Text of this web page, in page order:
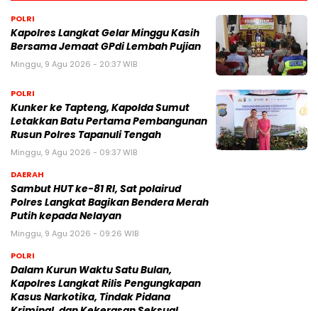
POLRI
Kapolres Langkat Gelar Minggu Kasih
Bersama Jemaat GPdi Lembah Pujian
Minggu, 9 Agu 2026 - 20:37 WIB
POLRI
Kunker ke Tapteng, Kapolda Sumut
Letakkan Batu Pertama Pembangunan
Rusun Polres Tapanuli Tengah
Minggu, 9 Agu 2026 - 09:37 WIB
DAERAH
Sambut HUT ke-81 RI, Sat polairud
Polres Langkat Bagikan Bendera Merah
Putih kepada Nelayan
Minggu, 9 Agu 2026 - 09:26 WIB
POLRI
Dalam Kurun Waktu Satu Bulan,
Kapolres Langkat Rilis Pengungkapan
Kasus Narkotika, Tindak Pidana